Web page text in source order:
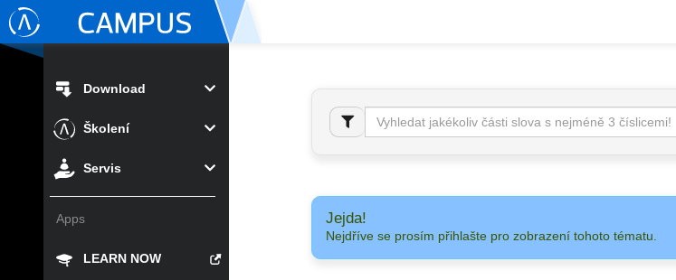
Download
Školení
Servis
Apps
LEARN NOW
Jejda!
Nejdříve se prosím přihlašte pro zobrazení tohoto tématu.